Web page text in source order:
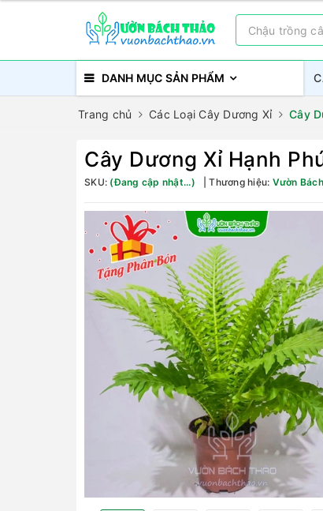
DANH MỤC SẢN PHẨM
Trang chủ Các Loại Cây Dương Xỉ Cây
Cây Dương Xỉ Hạnh
SKU: (Đang cập nhật...) Thương hiệu: Vườn